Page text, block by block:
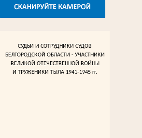
СУДЬИ И СОТРУДНИКИ СУДОВ
БЕЛГОРОДСКОЙ ОБЛАСТИ - УЧАСТНИКИ
ВЕЛИКОЙ ОТЕЧЕСТВЕННОЙ ВОЙНЫ
И ТРУЖЕНИКИ ТЫЛА 1941-1945 гг.